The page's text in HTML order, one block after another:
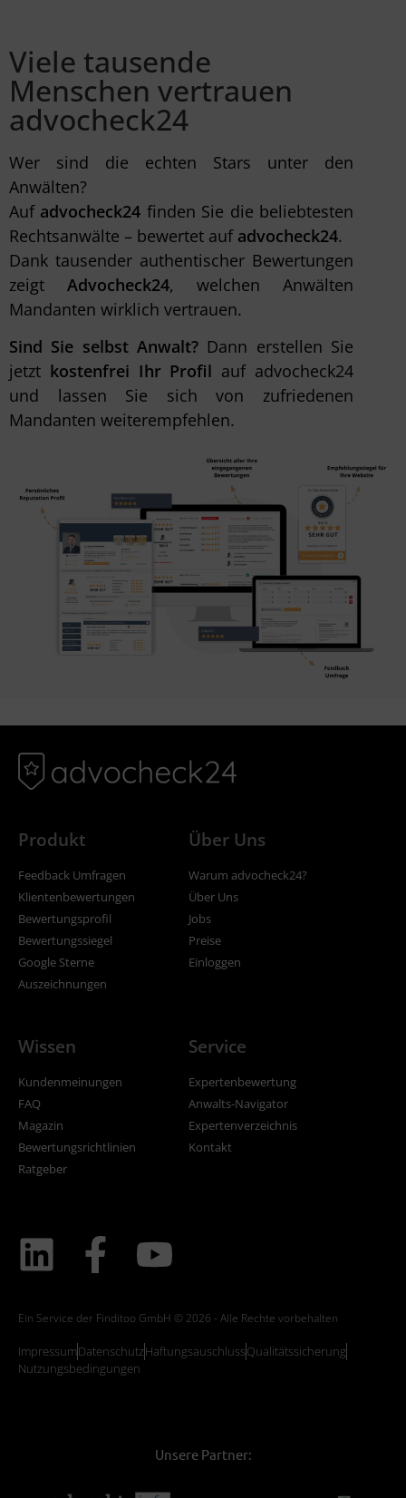
Viele tausende
Menschen vertrauen
advocheck24
Wer sind die echten Stars unter den
Anwälten?
Auf advocheck24 finden Sie die beliebtesten
Rechtsanwälte – bewertet auf advocheck24.
Dank tausender authentischer Bewertungen
zeigt Advocheck24, welchen Anwälten
Mandanten wirklich vertrauen.
Sind Sie selbst Anwalt? Dann erstellen Sie
jetzt kostenfrei Ihr Profil auf advocheck24
und lassen Sie sich von zufriedenen
Mandanten weiterempfehlen.
Produkt
Feedback Umfragen
Klientenbewertungen
Bewertungsprofil
Bewertungssiegel
Google Sterne
Auszeichnungen
Über Uns
Warum advocheck24?
Über Uns
Jobs
Preise
Einloggen
Wissen
Kundenmeinungen
FAQ
Magazin
Bewertungsrichtlinien
Ratgeber
Service
Expertenbewertung
Anwalts-Navigator
Expertenverzeichnis
Kontakt
Ein Service der Finditoo GmbH © 2026 - Alle Rechte vorbehalten
ImpressumDatenschutzHaftungsauschlussQualitätssicherung
Nutzungsbedingungen
Unsere Partner: